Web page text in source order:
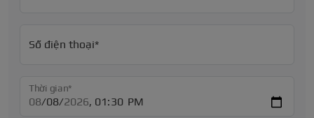
Số điện thoại*
Thời gian*